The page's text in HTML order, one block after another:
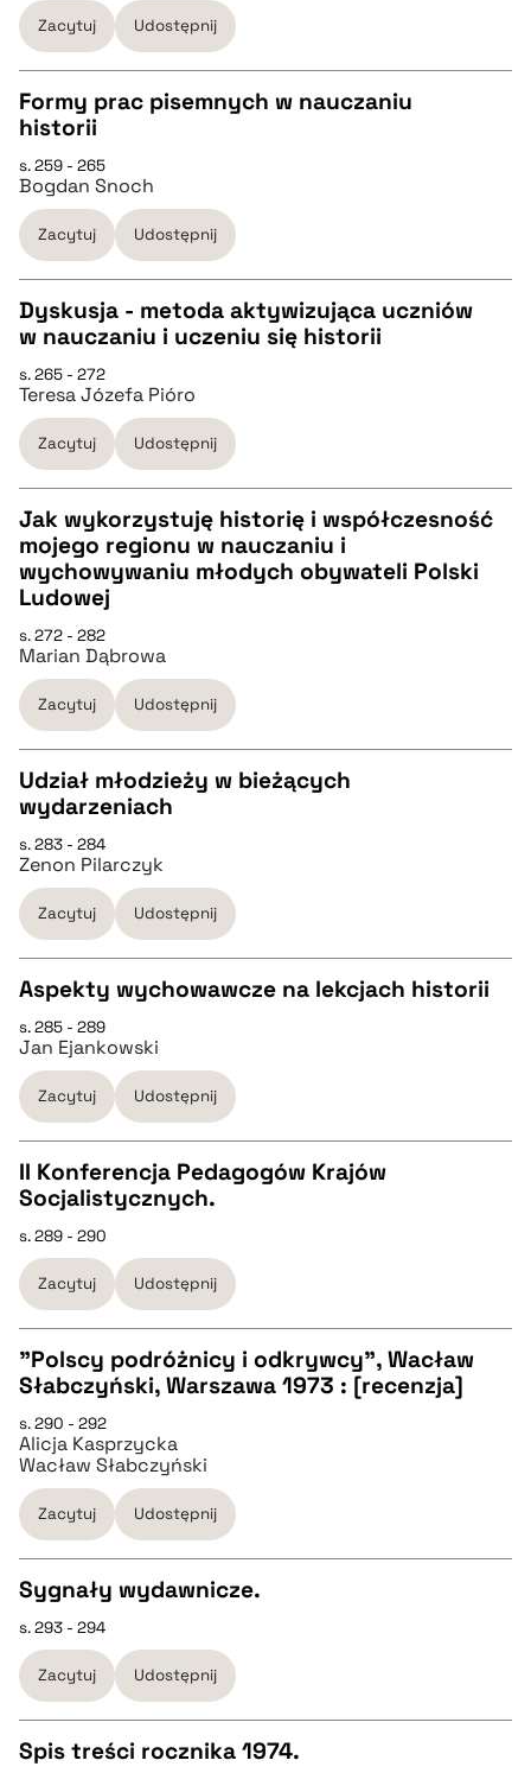
Zacytuj Udostępnij
pobierz cytat
BIBTEX
Formy prac pisemnych w nauczaniu
historii
s. 259 - 265
Bogdan Snoch
Zacytuj Udostępnij
pobierz cytat
BIBTEX
pobierz cytat
Dyskusja - metoda aktywizująca uczniów
w nauczaniu i uczeniu się historii
s. 265 - 272
Teresa Józefa Pióro
Zacytuj Udostępnij
CZYSTY TEKST
pobierz cytat
BIBTEX
pobierz cytat
Jak wykorzystuję historię i współczesność
mojego regionu w nauczaniu i
wychowywaniu młodych obywateli Polski
Ludowej
s. 272 - 282
Marian Dąbrowa
Zacytuj Udostępnij
CZYSTY TEKST
pobierz cytat
BIBTEX
pobierz cytat
Udział młodzieży w bieżących
wydarzeniach
s. 283 - 284
Zenon Pilarczyk
Zacytuj Udostępnij
CZYSTY TEKST
pobierz cytat
BIBTEX
pobierz cytat
Aspekty wychowawcze na lekcjach historii
s. 285 - 289
Jan Ejankowski
Zacytuj Udostępnij
CZYSTY TEKST
pobierz cytat
BIBTEX
pobierz cytat
II Konferencja Pedagogów Krajów
Socjalistycznych.
s. 289 - 290
Zacytuj Udostępnij
CZYSTY TEKST
pobierz cytat
BIBTEX
"Polscy podróżnicy i odkrywcy", Wacław
Słabczyński, Warszawa 1973 : [recenzja]
s. 290 - 292
Alicja Kasprzycka
Wacław Słabczyński
Zacytuj Udostępnij
CZYSTY TEKST
pobierz cytat
Sygnały wydawnicze.
s. 293 - 294
Zacytuj Udostępnij
Spis treści rocznika 1974.